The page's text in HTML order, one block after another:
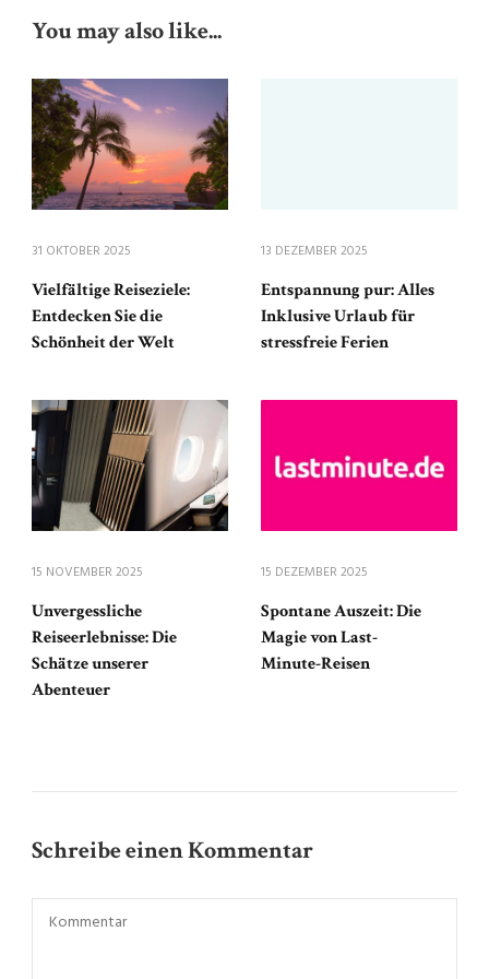
You may also like...
31 OKTOBER 2025
Vielfältige Reiseziele:
Entdecken Sie die
Schönheit der Welt
13 DEZEMBER 2025
Entspannung pur: Alles
Inklusive Urlaub für
stressfreie Ferien
15 NOVEMBER 2025
Unvergessliche
Reiseerlebnisse: Die
Schätze unserer
Abenteuer
15 DEZEMBER 2025
Spontane Auszeit: Die
Magie von Last-
Minute-Reisen
Schreibe einen Kommentar